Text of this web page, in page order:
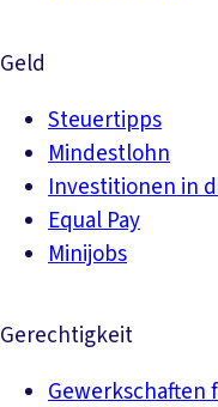
Geld
Steuertipps
Mindestlohn
Investitionen in
Equal Pay
Minijobs
Gerechtigkeit
Gewerkschaften